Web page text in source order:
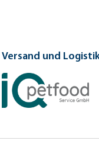
Versand und